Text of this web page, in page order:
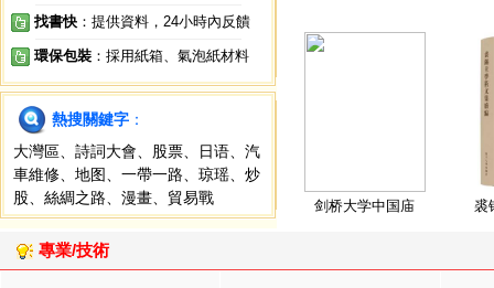
找書快 ：提供資料，24小時內反饋
環保包裝 ：採用紙箱、氣泡紙材料
熱搜關鍵字 ：
大灣區
詩詞大會 股票 日语
汽
車維修
地图 一帶一路 琼瑶
炒
股
絲綢之路 漫畫 貿易戰 剑桥大学中国庙 裘
專業/技術